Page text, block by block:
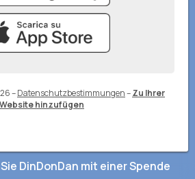
–Datenschutzbestimmungen–Zu Ihrer
Website hinzufügen
DinDonDan mit einer Spende